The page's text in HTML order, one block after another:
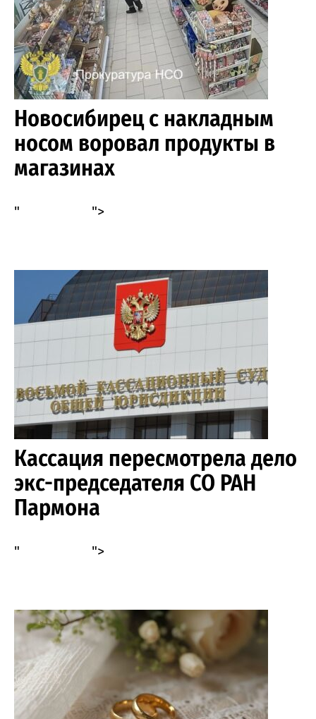
города
Новосибирец с накладным
носом воровал продукты в
магазинах
" ">
Кассация пересмотрела дело
экс-председателя СО РАН
Пармона
" ">